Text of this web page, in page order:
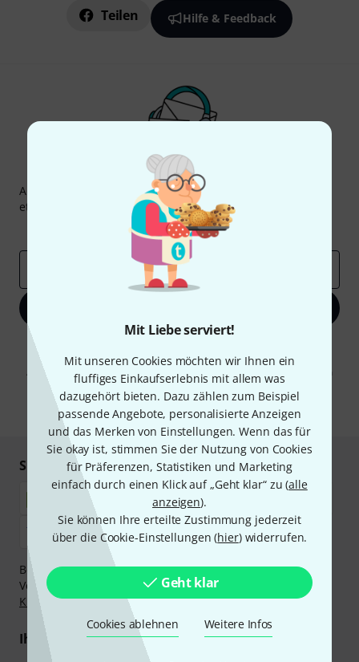
Mit Liebe serviert!
Mit unseren Cookies möchten wir Ihnen ein
fluffiges Einkaufserlebnis mit allem was
dazugehört bieten. Dazu zählen zum Beispiel
passende Angebote, personalisierte Anzeigen
und das Merken von Einstellungen. Wenn das für
Sie okay ist, stimmen Sie der Nutzung von Cookies
für Präferenzen, Statistiken und Marketing
einfach durch einen Klick auf „Geht klar“ zu (alle
anzeigen).
Sie können Ihre erteilte Zustimmung jederzeit
über die Cookie-Einstellungen (hier) widerrufen.
Geht klar
Cookies ablehnen Weitere Infos
Teilen Hilfe & Feedback
Thomann Newsletter
Abonniere den Thomann Newsletter und gewinne mit
etwas Glück einen von 50 Gutscheinenüber jeweils
Inspirierende Beiträge
Deals
Mit Klick auf „Jetzt anmelden“ stimmen Sie dem Erhalt von E-Mail-
Werbung und einer Messung des E-Mail-Nutzungsverhaltens zu. Die
Abmeldung ist jederzeit möglich. Weitere Informationen finden Sie in
unserenDatenschutzhinweisen.
* Pflichtfeld
Sicher einkaufen & bezahlen
Bezahlen Sie vertraulich und sicher per Nachnahme,
Vorkasse, PayPal, Amazon Pay,Klarna Sofort bezahlen
,
Klarna Ratenzahlungoder Kreditkarte.
Ihre Vorteile